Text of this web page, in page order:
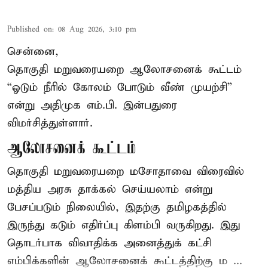
Published on: 08 Aug 2026, 3:10 pm
சென்னை,
தொகுதி மறுவரையறை ஆலோசனைக் கூட்டம்
“ஓடும் நீரில் கோலம் போடும் வீண் முயற்சி”
என்று அதிமுக எம்.பி. இன்பதுரை
விமர்சித்துள்ளார்.
ஆலோசனைக் கூட்டம்
தொகுதி மறுவரையறை மசோதாவை விரைவில்
மத்திய அரசு தாக்கல் செய்யலாம் என்று
பேசப்படும் நிலையில், இதற்கு தமிழகத்தில்
இருந்து கடும் எதிர்ப்பு கிளம்பி வருகிறது. இது
தொடர்பாக விவாதிக்க அனைத்துக் கட்சி
எம்பிக்களின் ஆலோசனைக் கூட்டத்திற்கு ம ...